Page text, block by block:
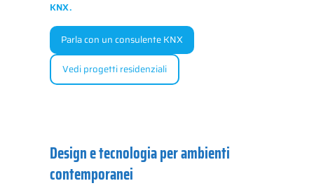
KNX.
Parla con un consulente KNX
Vedi progetti residenziali
Design e tecnologia per ambienti
contemporanei